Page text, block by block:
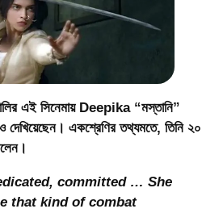
এই সিনেমায় Deepika “মস্তানি”
দেখিয়েছেন। একশ্রেণির তথ্যমতে, তিনি ২০
committed … She
that kind of combat